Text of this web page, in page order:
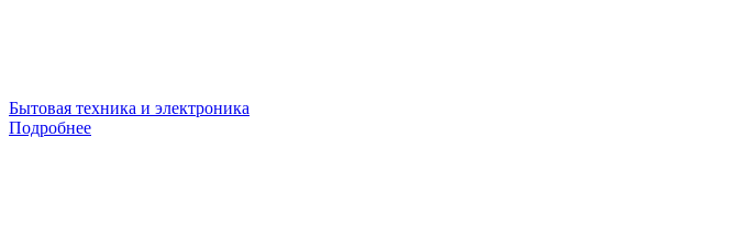
Бытовая техника и электроника
Подробнее